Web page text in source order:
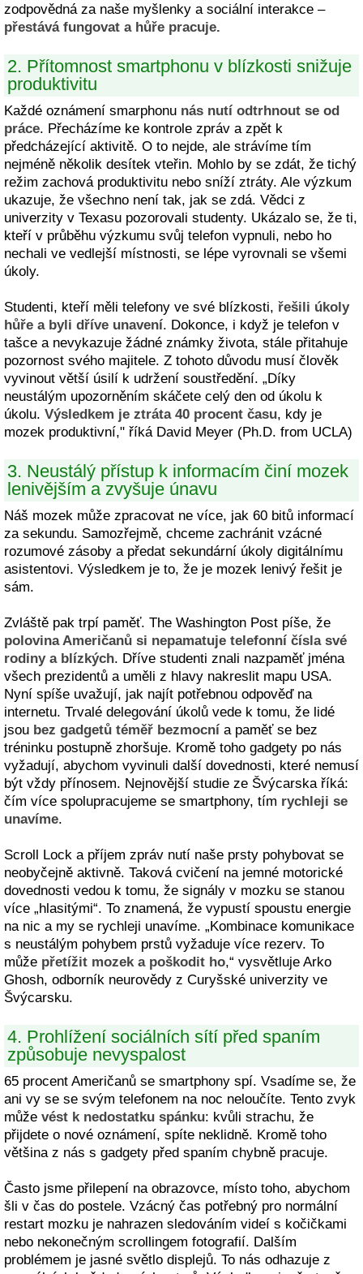
zodpovědná za naše myšlenky a sociální interakce –
přestává fungovat a hůře pracuje.
2. Přítomnost smartphonu v blízkosti snižuje
produktivitu
Každé oznámení smarphonu nás nutí odtrhnout se od
práce. Přecházíme ke kontrole zpráv a zpět k
předcházející aktivitě. O to nejde, ale strávíme tím
nejméně několik desítek vteřin. Mohlo by se zdát, že tichý
režim zachová produktivitu nebo sníží ztráty. Ale výzkum
ukazuje, že všechno není tak, jak se zdá. Vědci z
univerzity v Texasu pozorovali studenty. Ukázalo se, že ti,
kteří v průběhu výzkumu svůj telefon vypnuli, nebo ho
nechali ve vedlejší místnosti, se lépe vyrovnali se všemi
úkoly.
Studenti, kteří měli telefony ve své blízkosti, řešili úkoly
hůře a byli dříve unavení. Dokonce, i když je telefon v
tašce a nevykazuje žádné známky života, stále přitahuje
pozornost svého majitele. Z tohoto důvodu musí člověk
vyvinout větší úsilí k udržení soustředění. „Díky
neustálým upozorněním skáčete celý den od úkolu k
úkolu. Výsledkem je ztráta 40 procent času, kdy je
mozek produktivní," říká David Meyer (Ph.D. from UCLA)
3. Neustálý přístup k informacím činí mozek
lenivějším a zvyšuje únavu
Náš mozek může zpracovat ne více, jak 60 bitů informací
za sekundu. Samozřejmě, chceme zachránit vzácné
rozumové zásoby a předat sekundární úkoly digitálnímu
asistentovi. Výsledkem je to, že je mozek lenivý řešit je
sám.
Zvláště pak trpí paměť. The Washington Post píše, že
polovina Američanů si nepamatuje telefonní čísla své
rodiny a blízkých. Dříve studenti znali nazpaměť jména
všech prezidentů a uměli z hlavy nakreslit mapu USA.
Nyní spíše uvažují, jak najít potřebnou odpověď na
internetu. Trvalé delegování úkolů vede k tomu, že lidé
jsou bez gadgetů téměř bezmocní a paměť se bez
tréninku postupně zhoršuje. Kromě toho gadgety po nás
vyžadují, abychom vyvinuli další dovednosti, které nemusí
být vždy přínosem. Nejnovější studie ze Švýcarska říká:
čím více spolupracujeme se smartphony, tím rychleji se
unavíme.
Scroll Lock a příjem zpráv nutí naše prsty pohybovat se
neobyčejně aktivně. Taková cvičení na jemné motorické
dovednosti vedou k tomu, že signály v mozku se stanou
více „hlasitými“. To znamená, že vypustí spoustu energie
na nic a my se rychleji unavíme. „Kombinace komunikace
s neustálým pohybem prstů vyžaduje více rezerv. To
může přetížit mozek a poškodit ho,“ vysvětluje Arko
Ghosh, odborník neurovědy z Curyšské univerzity ve
Švýcarsku.
4. Prohlížení sociálních sítí před spaním
způsobuje nevyspalost
65 procent Američanů se smartphony spí. Vsadíme se, že
ani vy se se svým telefonem na noc neloučíte. Tento zvyk
může vést k nedostatku spánku: kvůli strachu, že
přijdete o nové oznámení, spíte neklidně. Kromě toho
většina z nás s gadgety před spaním chybně pracuje.
Často jsme přilepení na obrazovce, místo toho, abychom
šli v čas do postele. Vzácný čas potřebný pro normální
restart mozku je nahrazen sledováním videí s kočičkami
nebo nekonečným scrollingem fotografií. Dalším
problémem je jasné světlo displejů. To nás odhazuje z